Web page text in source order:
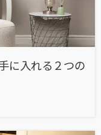
に入れる２つの